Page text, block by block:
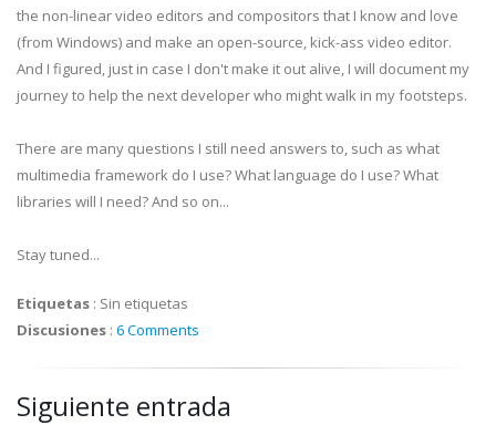
the non-linear video editors and compositors that I know and love
(from Windows) and make an open-source, kick-ass video editor.
And I figured, just in case I don't make it out alive, I will document my
journey to help the next developer who might walk in my footsteps.
There are many questions I still need answers to, such as what
multimedia framework do I use? What language do I use? What
libraries will I need? And so on...
Stay tuned...
Etiquetas : Sin etiquetas
Discusiones : 6 Comments
Siguiente entrada